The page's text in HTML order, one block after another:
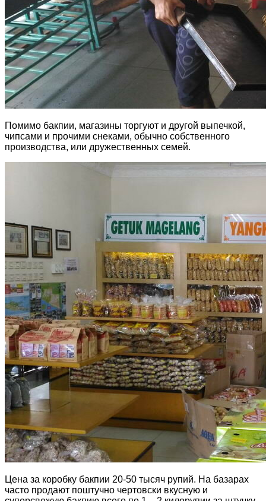
Помимо бакпии, магазины торгуют и другой выпечкой,
чипсами и прочими снеками, обычно собственного
производства, или дружественных семей.
Цена за коробку бакпии 20-50 тысяч рупий. На базарах
часто продают поштучно чертовски вкусную и